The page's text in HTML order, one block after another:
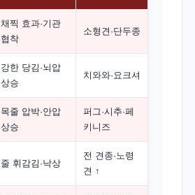
채찍 효과·기관
협착
소형견·단두종
강한 당김·뇌압
상승
치와와·요크셔
목줄 압박·안압
상승
퍼그·시추·페
키니즈
줄 휘감김·낙상
전 견종·노령
견 ↑